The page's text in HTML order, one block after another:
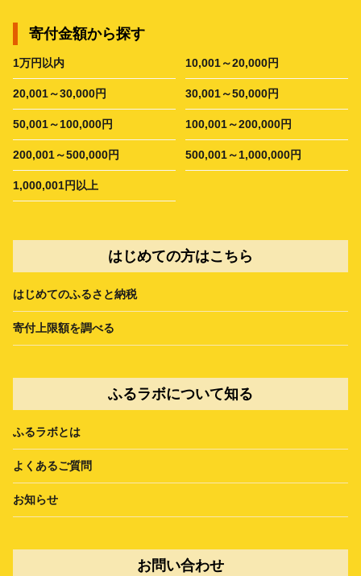
寄付金額から探す
1万円以内 10,001～20,000円
20,001～30,000円 30,001～50,000円
50,001～100,000円 100,001～200,000円
200,001～500,000円 500,001～1,000,000円
1,000,001円以上
はじめての方はこちら
はじめてのふるさと納税
寄付上限額を調べる
ふるラボについて知る
ふるラボとは
よくあるご質問
お知らせ
お問い合わせ